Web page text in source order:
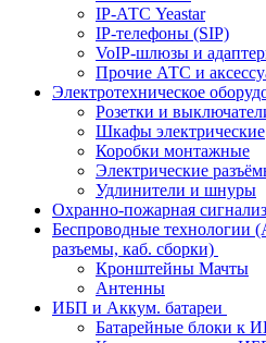
IP-АТС Yeastar
IP-телефоны (SIP)
VoIP-шлюзы и
Прочие АТС и
Электротехническое
Розетки и
Шкафы электрические
Коробки монтажные
Электрические
Удлинители и шнуры
Охранно-пожарная
Беспроводные
разъемы, каб. сборки)
Кронштейны Мачты
Антенны
ИБП и Аккум. батареи
Батарейные блоки к